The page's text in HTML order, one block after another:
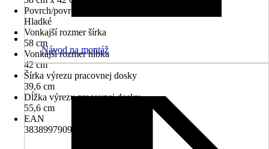
Povrch/povrchová úprava
Hladké
Vonkajší rozmer šírka
58 cm
Vonkajší rozmer hĺbka
42 cm
Šírka výrezu pracovnej dosky
39,6 cm
Dĺžka výrezu pracovnej dosky
55,6 cm
EAN
3838997909801
Návod na montáž